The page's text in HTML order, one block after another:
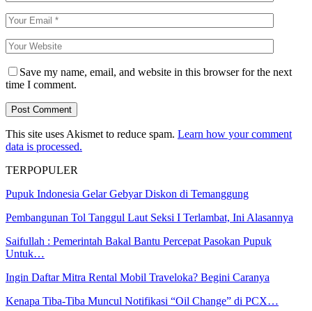
Save my name, email, and website in this browser for the next
time I comment.
This site uses Akismet to reduce spam. Learn how your comment
data is processed.
TERPOPULER
Pupuk Indonesia Gelar Gebyar Diskon di Temanggung
Pembangunan Tol Tanggul Laut Seksi I Terlambat, Ini Alasannya
Saifullah : Pemerintah Bakal Bantu Percepat Pasokan Pupuk
Untuk…
Ingin Daftar Mitra Rental Mobil Traveloka? Begini Caranya
Kenapa Tiba-Tiba Muncul Notifikasi “Oil Change” di PCX…